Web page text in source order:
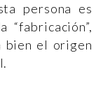
persona es
“fabricación”,
bien el origen